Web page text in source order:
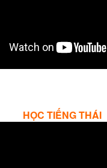
HỌC TIẾNG THÁI